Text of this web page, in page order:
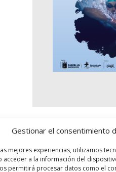
Gestionar el consentimiento
mejores experiencias, utilizamos
acceder a la información del
permitirá procesar datos como el
logo SID